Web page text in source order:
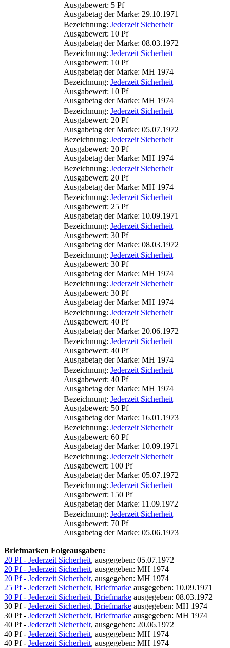
Ausgabewert: 5 Pf
Ausgabetag der Marke: 29.10.1971
Bezeichnung: Jederzeit Sicherheit
Ausgabewert: 10 Pf
Ausgabetag der Marke: 08.03.1972
Bezeichnung: Jederzeit Sicherheit
Ausgabewert: 10 Pf
Ausgabetag der Marke: MH 1974
Bezeichnung: Jederzeit Sicherheit
Ausgabewert: 10 Pf
Ausgabetag der Marke: MH 1974
Bezeichnung: Jederzeit Sicherheit
Ausgabewert: 20 Pf
Ausgabetag der Marke: 05.07.1972
Bezeichnung: Jederzeit Sicherheit
Ausgabewert: 20 Pf
Ausgabetag der Marke: MH 1974
Bezeichnung: Jederzeit Sicherheit
Ausgabewert: 20 Pf
Ausgabetag der Marke: MH 1974
Bezeichnung: Jederzeit Sicherheit
Ausgabewert: 25 Pf
Ausgabetag der Marke: 10.09.1971
Bezeichnung: Jederzeit Sicherheit
Ausgabewert: 30 Pf
Ausgabetag der Marke: 08.03.1972
Bezeichnung: Jederzeit Sicherheit
Ausgabewert: 30 Pf
Ausgabetag der Marke: MH 1974
Bezeichnung: Jederzeit Sicherheit
Ausgabewert: 30 Pf
Ausgabetag der Marke: MH 1974
Bezeichnung: Jederzeit Sicherheit
Ausgabewert: 40 Pf
Ausgabetag der Marke: 20.06.1972
Bezeichnung: Jederzeit Sicherheit
Ausgabewert: 40 Pf
Ausgabetag der Marke: MH 1974
Bezeichnung: Jederzeit Sicherheit
Ausgabewert: 40 Pf
Ausgabetag der Marke: MH 1974
Bezeichnung: Jederzeit Sicherheit
Ausgabewert: 50 Pf
Ausgabetag der Marke: 16.01.1973
Bezeichnung: Jederzeit Sicherheit
Ausgabewert: 60 Pf
Ausgabetag der Marke: 10.09.1971
Bezeichnung: Jederzeit Sicherheit
Ausgabewert: 100 Pf
Ausgabetag der Marke: 05.07.1972
Bezeichnung: Jederzeit Sicherheit
Ausgabewert: 150 Pf
Ausgabetag der Marke: 11.09.1972
Bezeichnung: Jederzeit Sicherheit
Ausgabewert: 70 Pf
Ausgabetag der Marke: 05.06.1973
Briefmarken Folgeausgaben:
20 Pf - Jederzeit Sicherheit, ausgegeben: 05.07.1972
20 Pf - Jederzeit Sicherheit, ausgegeben: MH 1974
20 Pf - Jederzeit Sicherheit, ausgegeben: MH 1974
25 Pf - Jederzeit Sicherheit, Briefmarke ausgegeben: 10.09.1971
30 Pf - Jederzeit Sicherheit, Briefmarke ausgegeben: 08.03.1972
30 Pf - Jederzeit Sicherheit, Briefmarke ausgegeben: MH 1974
30 Pf - Jederzeit Sicherheit, Briefmarke ausgegeben: MH 1974
40 Pf - Jederzeit Sicherheit, ausgegeben: 20.06.1972
40 Pf - Jederzeit Sicherheit, ausgegeben: MH 1974
40 Pf - Jederzeit Sicherheit, ausgegeben: MH 1974